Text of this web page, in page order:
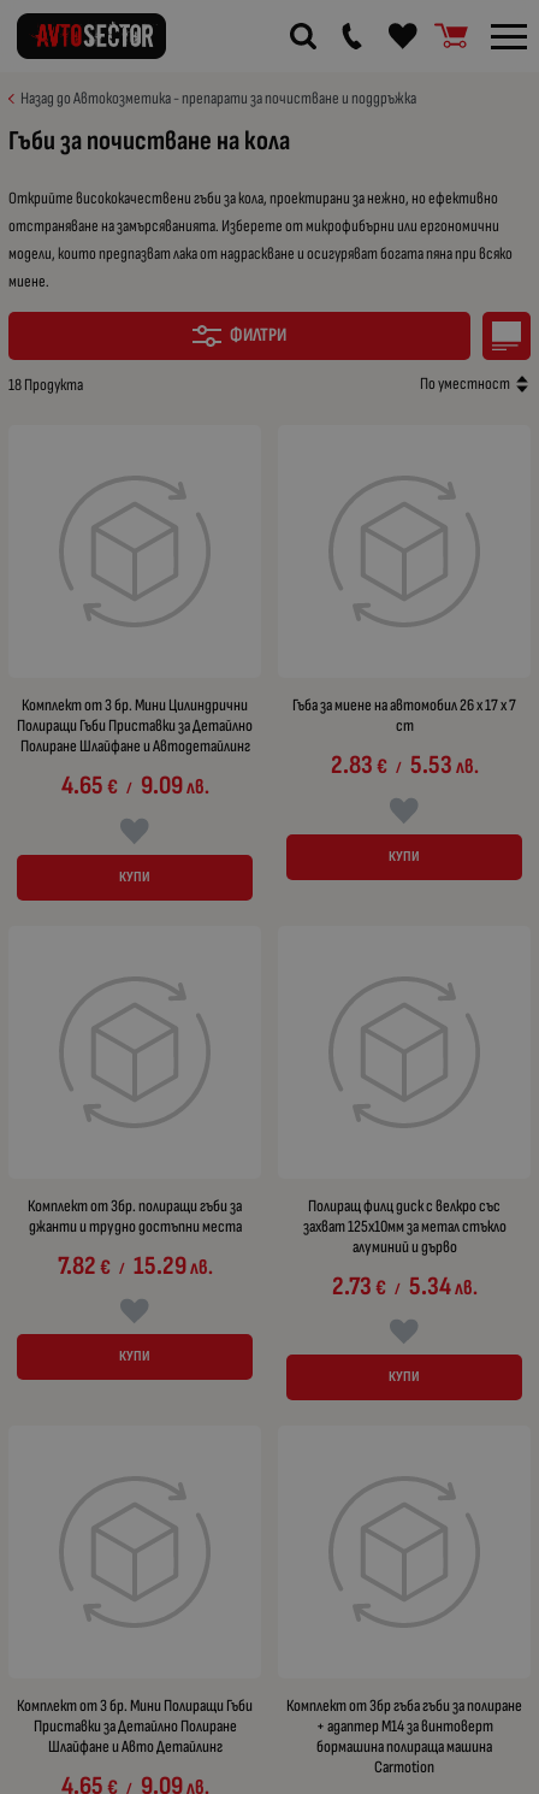
Назад до Автокозметика - препарати за почистване и поддръжка
Гъби за почистване на кола
Открийте висококачествени гъби за кола, проектирани за нежно, но ефективно
отстраняване на замърсяванията. Изберете от микрофибърни или ергономични
модели, които предпазват лака от надраскване и осигуряват богата пяна при всяко
миене.
ФИЛТРИ
18 Продукта По уместност
Комплект от 3 бр. Мини Цилиндрични
Полиращи Гъби Приставки за Детайлно
Полиране Шлайфане и Автодетайлинг
4.65€ / 9.09лв.
КУПИ
Гъба за миене на автомобил 26 x 17 x 7
cm
2.83€ / 5.53лв.
КУПИ
Комплект от 3бр. полиращи гъби за
джанти и трудно достъпни места
7.82€ / 15.29лв.
КУПИ
Полиращ филц диск с велкро със
захват 125x10мм за метал стъкло
алуминий и дърво
2.73€ / 5.34лв.
КУПИ
Комплект от 3 бр. Мини Полиращи Гъби
Приставки за Детайлно Полиране
Шлайфане и Авто Детайлинг
4.65€ / 9.09лв.
Комплект от 3бр гъба гъби за полиране
+ адаптер М14 за винтоверт
бормашина полираща машина
Carmotion